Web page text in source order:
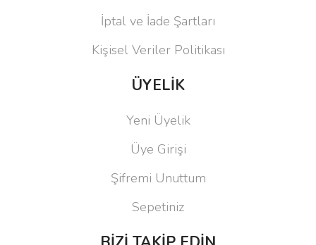
İptal ve İade Şartları
Kişisel Veriler Politikası
ÜYELİK
Yeni Üyelik
Üye Girişi
Şifremi Unuttum
Sepetiniz